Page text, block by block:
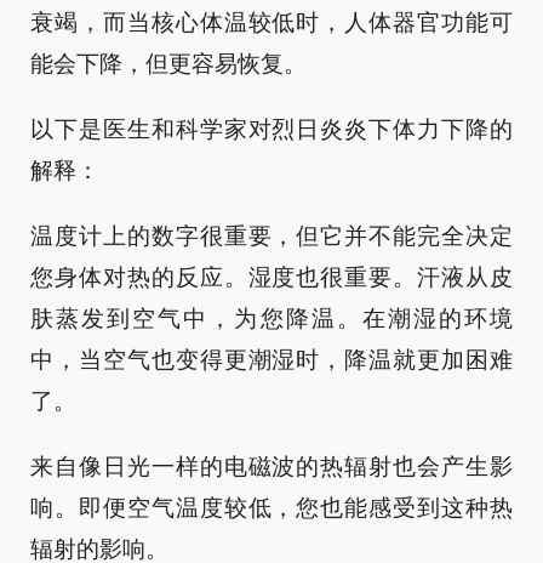
衰竭，而当核心体温较低时，人体器官功能可
能会下降，但更容易恢复。
以下是医生和科学家对烈日炎炎下体力下降的
解释：
温度计上的数字很重要，但它并不能完全决定
您身体对热的反应。湿度也很重要。汗液从皮
肤蒸发到空气中，为您降温。在潮湿的环境
中，当空气也变得更潮湿时，降温就更加困难
了。
来自像日光一样的电磁波的热辐射也会产生影
响。即便空气温度较低，您也能感受到这种热
辐射的影响。